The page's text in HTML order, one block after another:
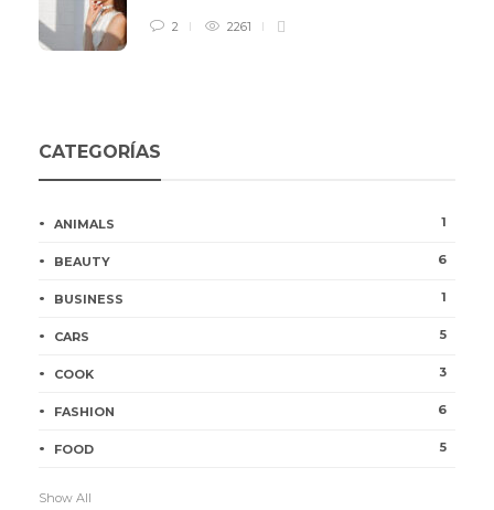
2 2261
CATEGORÍAS
ANIMALS 1
BEAUTY 6
BUSINESS 1
CARS 5
COOK 3
FASHION 6
FOOD 5
Show All